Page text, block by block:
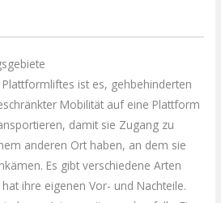
ist es, gehbehinderten
Mobilität auf eine Plattform
damit sie Zugang zu
anderen Ort haben, an dem sie
Es gibt verschiedene Arten
ihre eigenen Vor- und Nachteile.